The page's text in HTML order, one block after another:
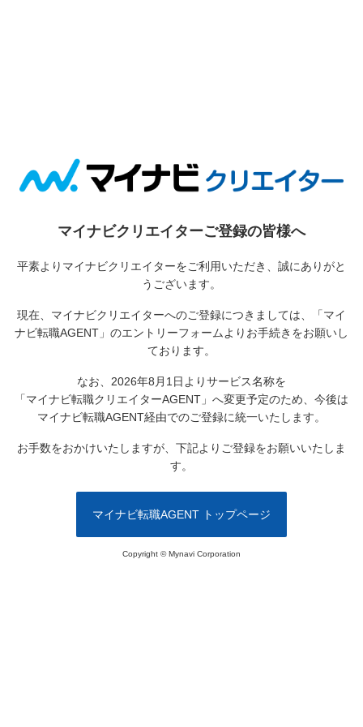
マイナビクリエイターご登録の皆様へ
平素よりマイナビクリエイターをご利用いただき、誠にありがと
うございます。
現在、マイナビクリエイターへのご登録につきましては、
「マイ
ナビ転職AGENT」のエントリーフォームよりお手続きをお願いし
ております。
なお、2026年8月1日よりサービス名称を
「マイナビ転職クリエイターAGENT」へ変更予定のため、 今後は
マイナビ転職AGENT経由でのご登録に統一いたします。
お手数をおかけいたしますが、下記よりご登録をお願いいたしま
す。
マイナビ転職AGENT トップページ
Copyright © Mynavi Corporation